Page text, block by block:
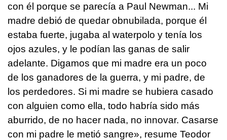
con él porque se parecía a Paul Newman... Mi
madre debió de quedar obnubilada, porque él
estaba fuerte, jugaba al waterpolo y tenía los
ojos azules, y le podían las ganas de salir
adelante. Digamos que mi madre era un poco
de los ganadores de la guerra, y mi padre, de
los perdedores. Si mi madre se hubiera casado
con alguien como ella, todo habría sido más
aburrido, de no hacer nada, no innovar. Casarse
con mi padre le metió sangre», resume Teodor